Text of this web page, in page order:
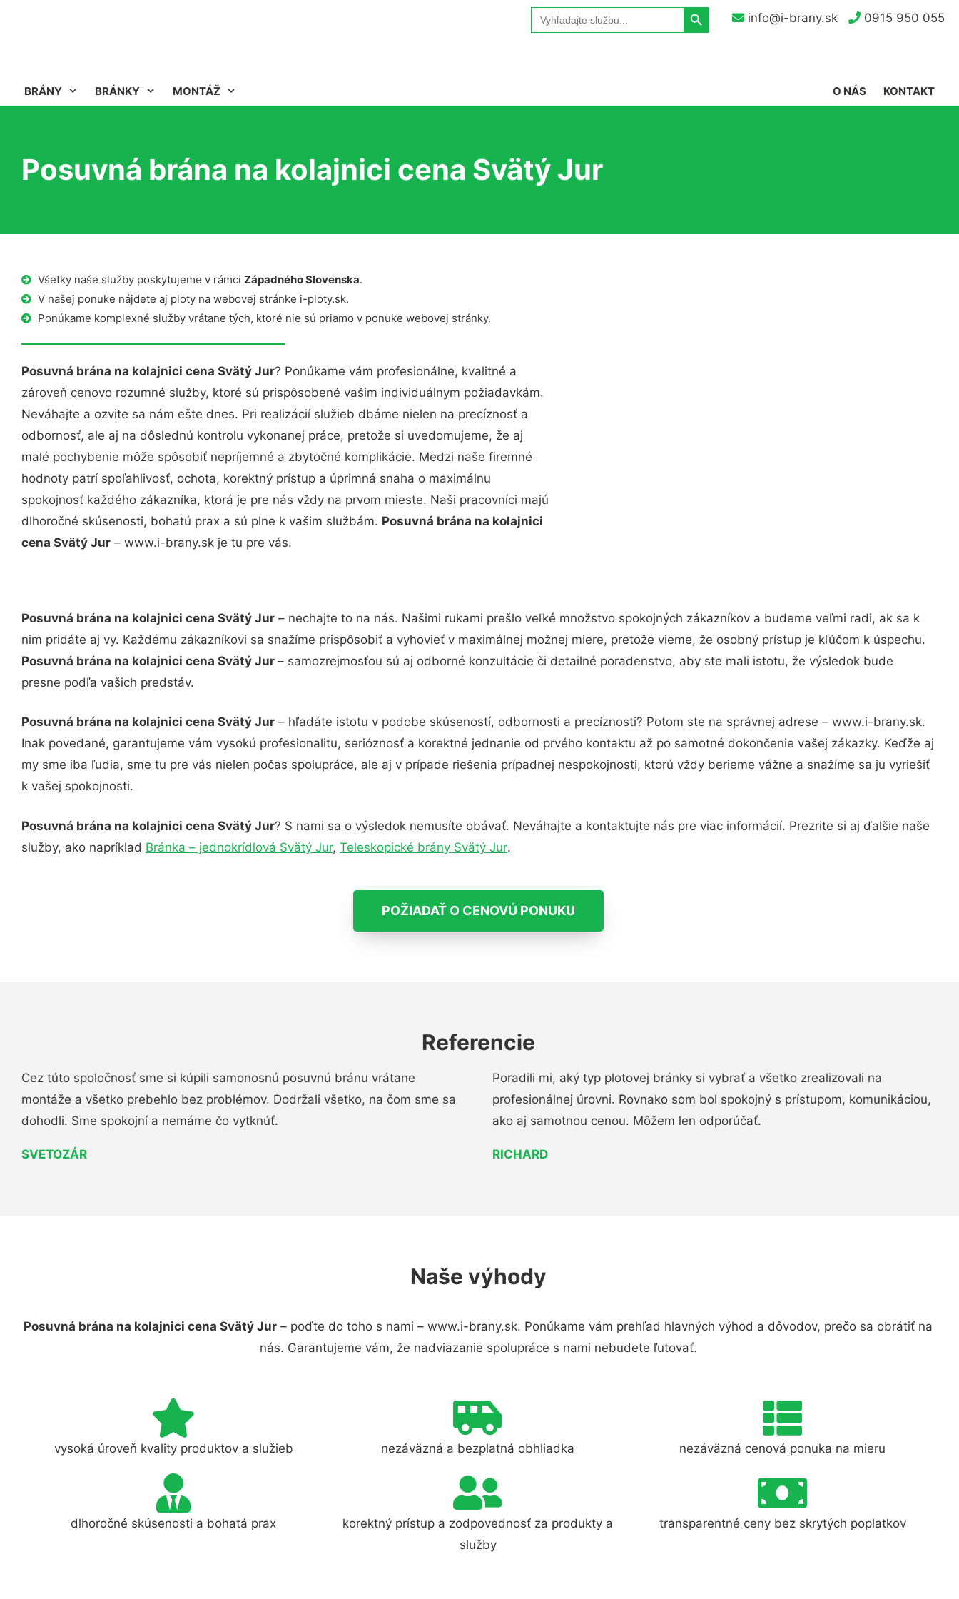
info@i-brany.sk 0915 950 055
Search
for:
Search Button
BRÁNY BRÁNKY MONTÁŽ KONTAKT
O NÁS
Posuvná brána na kolajnici cena Svätý Jur
Všetky naše služby poskytujeme v rámci Západného Slovenska.
V našej ponuke nájdete aj ploty na webovej stránke i-ploty.sk.
Ponúkame komplexné služby vrátane tých, ktoré nie sú priamo v ponuke webovej stránky.
Posuvná brána na kolajnici cena Svätý Jur? Ponúkame vám profesionálne, kvalitné a
zároveň cenovo rozumné služby, ktoré sú prispôsobené vašim individuálnym požiadavkám.
Neváhajte a ozvite sa nám ešte dnes. Pri realizácií služieb dbáme nielen na precíznosť a
odbornosť, ale aj na dôslednú kontrolu vykonanej práce, pretože si uvedomujeme, že aj
malé pochybenie môže spôsobiť nepríjemné a zbytočné komplikácie. Medzi naše firemné
hodnoty patrí spoľahlivosť, ochota, korektný prístup a úprimná snaha o maximálnu
spokojnosť každého zákazníka, ktorá je pre nás vždy na prvom mieste. Naši pracovníci majú
dlhoročné skúsenosti, bohatú prax a sú plne k vašim službám. Posuvná brána na kolajnici
cena Svätý Jur – www.i-brany.sk je tu pre vás.
Posuvná brána na kolajnici cena Svätý Jur – nechajte to na nás. Našimi rukami prešlo veľké množstvo spokojných zákazníkov a budeme veľmi radi, ak sa k
nim pridáte aj vy. Každému zákazníkovi sa snažíme prispôsobiť a vyhovieť v maximálnej možnej miere, pretože vieme, že osobný prístup je kľúčom k úspechu.
Posuvná brána na kolajnici cena Svätý Jur – samozrejmosťou sú aj odborné konzultácie či detailné poradenstvo, aby ste mali istotu, že výsledok bude
presne podľa vašich predstáv.
Posuvná brána na kolajnici cena Svätý Jur – hľadáte istotu v podobe skúseností, odbornosti a precíznosti? Potom ste na správnej adrese – www.i-brany.sk.
Inak povedané, garantujeme vám vysokú profesionalitu, serióznosť a korektné jednanie od prvého kontaktu až po samotné dokončenie vašej zákazky. Keďže aj
my sme iba ľudia, sme tu pre vás nielen počas spolupráce, ale aj v prípade riešenia prípadnej nespokojnosti, ktorú vždy berieme vážne a snažíme sa ju vyriešiť
k vašej spokojnosti.
Posuvná brána na kolajnici cena Svätý Jur? S nami sa o výsledok nemusíte obávať. Neváhajte a kontaktujte nás pre viac informácií. Prezrite si aj ďalšie naše
služby, ako napríklad Bránka – jednokrídlová Svätý Jur, Teleskopické brány Svätý Jur.
POŽIADAŤ O CENOVÚ PONUKU
Referencie
Cez túto spoločnosť sme si kúpili samonosnú posuvnú bránu vrátane
montáže a všetko prebehlo bez problémov. Dodržali všetko, na čom sme sa
dohodli. Sme spokojní a nemáme čo vytknúť.
SVETOZÁR
Poradili mi, aký typ plotovej bránky si vybrať a všetko zrealizovali na
profesionálnej úrovni. Rovnako som bol spokojný s prístupom, komunikáciou,
ako aj samotnou cenou. Môžem len odporúčať.
RICHARD
Naše výhody
Posuvná brána na kolajnici cena Svätý Jur – poďte do toho s nami – www.i-brany.sk. Ponúkame vám prehľad hlavných výhod a dôvodov, prečo sa obrátiť na
nás. Garantujeme vám, že nadviazanie spolupráce s nami nebudete ľutovať.
vysoká úroveň kvality produktov a služieb nezáväzná a bezplatná obhliadka nezáväzná cenová ponuka na mieru
dlhoročné skúsenosti a bohatá prax
korektný prístup a zodpovednosť za produkty a
služby
transparentné ceny bez skrytých poplatkov